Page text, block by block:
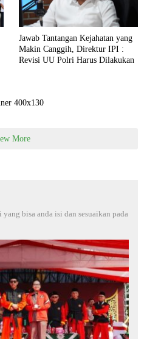
Jawab Tantangan Kejahatan yang
Makin Canggih, Direktur IPI :
Revisi UU Polri Harus Dilakukan
More
bisa anda isi dan sesuaikan pada